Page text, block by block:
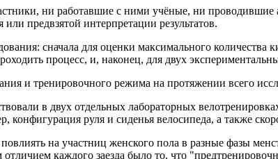
ни работавшие с ними учёные, ни
предвзятой интерпретации результатов.
сначала для оценки максимального количества
процесс, и, наконец, для двух
и тренировочного режима на протяжении всего
в двух отдельных лабораторных
руля и сиденья велосипеда, а также
на участниц женского пола в разные фазы
каждого заезда было то, что